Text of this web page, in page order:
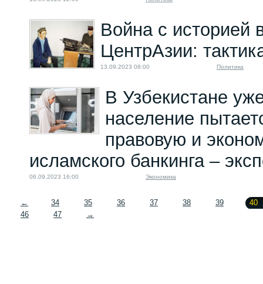
Война с историей
ЦентрАзии:
13.09.2023 08:00 Политика
В Узбекистане
население
правовую и
исламского банкинга –
06.09.2023 16:00 Экономика
← 34 35 36 37 38 39
40
46
47 →